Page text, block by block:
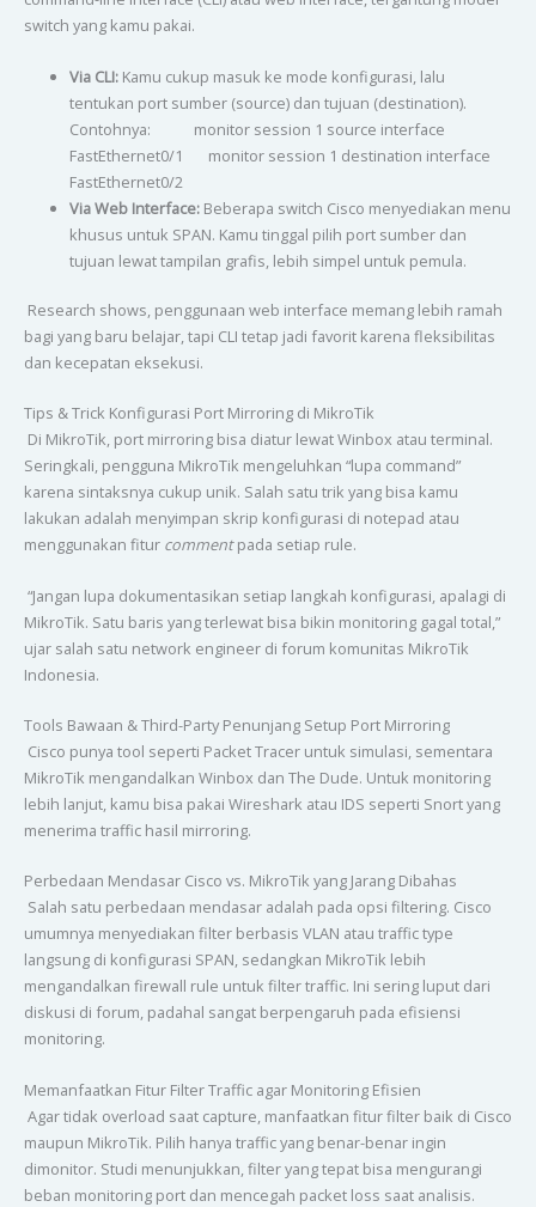
switch yang kamu pakai.
Via CLI:Kamu cukup masuk ke mode konfigurasi, lalu
tentukan port sumber (source) dan tujuan (destination).
Contohnya: monitor session 1 source interface
FastEthernet0/1 monitor session 1 destination interface
FastEthernet0/2
Via Web Interface:Beberapa switch Cisco menyediakan menu
khusus untuk SPAN. Kamu tinggal pilih port sumber dan
tujuan lewat tampilan grafis, lebih simpel untuk pemula.
Research shows, penggunaan web interface memang lebih ramah
bagi yang baru belajar, tapi CLI tetap jadi favorit karena fleksibilitas
dan kecepatan eksekusi.
Tips & Trick Konfigurasi Port Mirroring di MikroTik
Di MikroTik, port mirroring bisa diatur lewat Winbox atau terminal.
Seringkali, pengguna MikroTik mengeluhkan “lupa command”
karena sintaksnya cukup unik. Salah satu trik yang bisa kamu
lakukan adalah menyimpan skrip konfigurasi di notepad atau
menggunakan fitur commentpada setiap rule.
“Jangan lupa dokumentasikan setiap langkah konfigurasi, apalagi di
MikroTik. Satu baris yang terlewat bisa bikin monitoring gagal total,”
ujar salah satu network engineer di forum komunitas MikroTik
Indonesia.
Tools Bawaan & Third-Party Penunjang Setup Port Mirroring
Cisco punya tool seperti Packet Tracer untuk simulasi, sementara
MikroTik mengandalkan Winbox dan The Dude. Untuk monitoring
lebih lanjut, kamu bisa pakai Wireshark atau IDS seperti Snort yang
menerima traffic hasil mirroring.
Perbedaan Mendasar Cisco vs. MikroTik yang Jarang Dibahas
Salah satu perbedaan mendasar adalah pada opsi filtering. Cisco
umumnya menyediakan filter berbasis VLAN atau traffic type
langsung di konfigurasi SPAN, sedangkan MikroTik lebih
mengandalkan firewall rule untuk filter traffic. Ini sering luput dari
diskusi di forum, padahal sangat berpengaruh pada efisiensi
monitoring.
Memanfaatkan Fitur Filter Traffic agar Monitoring Efisien
Agar tidak overload saat capture, manfaatkan fitur filter baik di Cisco
maupun MikroTik. Pilih hanya traffic yang benar-benar ingin
dimonitor. Studi menunjukkan, filter yang tepat bisa mengurangi
beban monitoring port dan mencegah packet loss saat analisis.